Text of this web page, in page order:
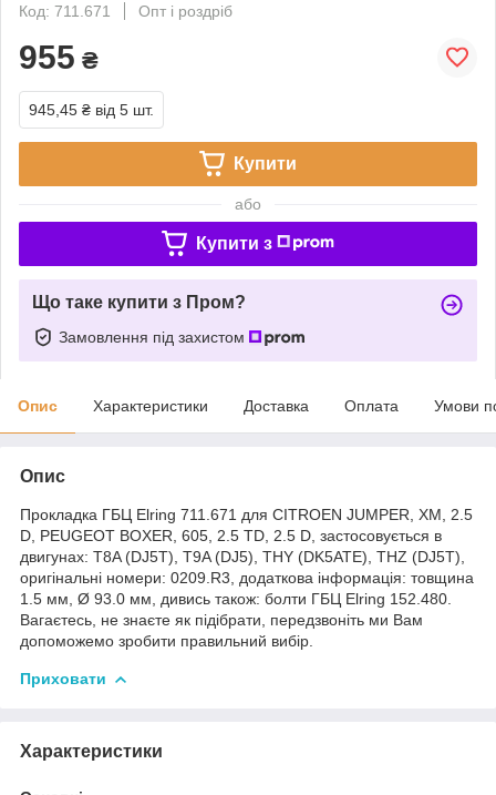
Код: 711.671
Опт і роздріб
955 ₴
945,45 ₴ від 5 шт.
Купити
або
Купити з
Що таке купити з Пром?
Замовлення під захистом
Опис Характеристики Доставка Оплата Умови
Опис
Прокладка ГБЦ Elring 711.671 для CITROEN JUMPER, XM, 2.5
D, PEUGEOT BOXER, 605, 2.5 TD, 2.5 D, застосовується в
двигунах: T8A (DJ5T), T9A (DJ5), THY (DK5ATE), THZ (DJ5T),
оригінальні номери: 0209.R3, додаткова інформація: товщина
1.5 мм, Ø 93.0 мм, дивись також: болти ГБЦ Elring 152.480.
Вагаєтесь, не знаєте як підібрати, передзвоніть ми Вам
допоможемо зробити правильний вибір.
Приховати
Характеристики